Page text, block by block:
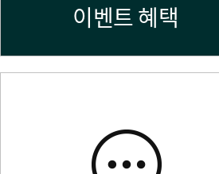
이벤트 혜택